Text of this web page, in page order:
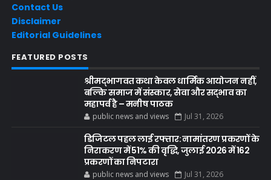
Contact Us
Disclaimer
Editorial Guidelines
FEATURED POSTS
श्रीमद्भागवत कथा केवल धार्मिक आयोजन नहीं,
बल्कि समाज में संस्कार, सेवा और सद्भाव का
महापर्व है – मनीष पाठक
public news and views Jul 31, 2026
डिजिटल पहल लाई रफ्तार: नामांतरण प्रकरणों के
निराकरण में 51% की वृद्धि, जुलाई 2026 में 162
प्रकरणों का निपटारा
public news and views Jul 31, 2026